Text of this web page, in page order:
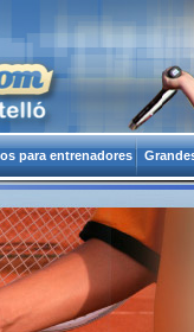
para entrenadores